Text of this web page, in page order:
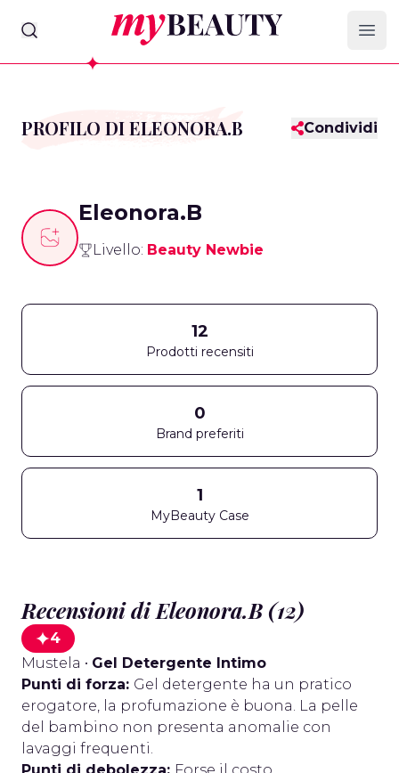
myBeauty
PROFILO DI ELEONORA.B Condividi
Eleonora.B
Livello: Beauty Newbie
12
Prodotti recensiti
0
Brand preferiti
1
MyBeauty Case
Recensioni di Eleonora.B (12)
4
Mustela • Gel Detergente Intimo
Punti di forza: Gel detergente ha un pratico
erogatore, la profumazione è buona. La pelle
del bambino non presenta anomalie con
lavaggi frequenti.